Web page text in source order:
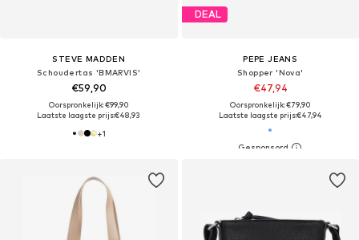
STEVE MADDEN
Schoudertas 'BMARVIS'
€59,90
Oorspronkelijk: €99,90
Laatste laagste prijs:€48,93
+1
DEAL
PEPE JEANS
Shopper 'Nova'
€47,94
Oorspronkelijk: €79,90
Laatste laagste prijs:€47,94